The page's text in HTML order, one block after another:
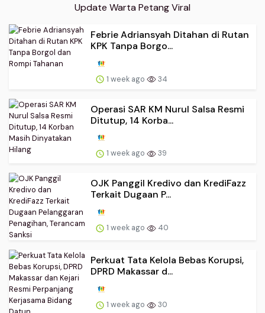
Update Warta Petang Viral
Febrie Adriansyah Ditahan di Rutan
KPK Tanpa Borgo...
1 week ago 34
Operasi SAR KM Nurul Salsa Resmi
Ditutup, 14 Korba...
1 week ago 39
OJK Panggil Kredivo dan KrediFazz
Terkait Dugaan P...
1 week ago 40
Perkuat Tata Kelola Bebas Korupsi,
DPRD Makassar d...
1 week ago 30